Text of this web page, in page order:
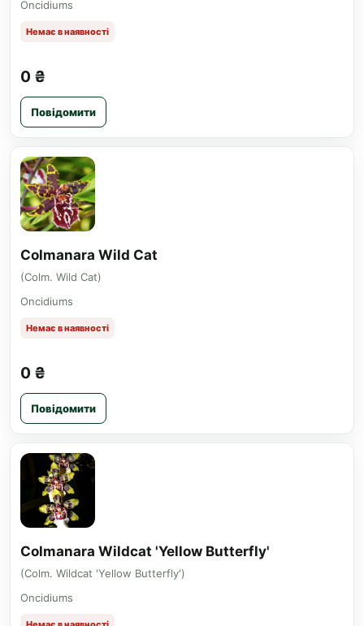
Oncidiums
Немає в наявності
0 ₴
Повідомити
Colmanara Wild Cat
(Colm. Wild Cat)
Oncidiums
Немає в наявності
0 ₴
Повідомити
Colmanara Wildcat 'Yellow Butterfly'
(Colm. Wildcat 'Yellow Butterfly')
Oncidiums